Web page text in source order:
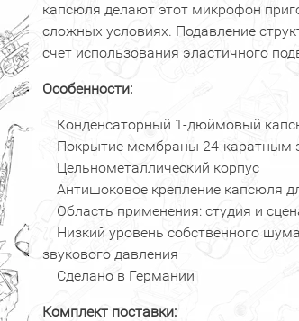
капсюля делают этот микрофон
сложных условиях. Подавление
счет использования эластичного
Особенности:
Конденсаторный 1-дюймовый
Покрытие мембраны 24-каратным
Цельнометаллический корпус
Антишоковое крепление капсюля
Область применения: студия и
Низкий уровень собственного
звукового давления
Сделано в Германии
Комплект поставки: